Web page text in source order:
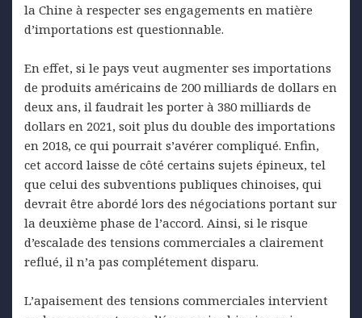
la Chine à respecter ses engagements en matière
d’importations est questionnable.
En effet, si le pays veut augmenter ses importations
de produits américains de 200 milliards de dollars en
deux ans, il faudrait les porter à 380 milliards de
dollars en 2021, soit plus du double des importations
en 2018, ce qui pourrait s’avérer compliqué. Enfin,
cet accord laisse de côté certains sujets épineux, tel
que celui des subventions publiques chinoises, qui
devrait être abordé lors des négociations portant sur
la deuxième phase de l’accord. Ainsi, si le risque
d’escalade des tensions commerciales a clairement
reflué, il n’a pas complétement disparu.
L’apaisement des tensions commerciales intervient